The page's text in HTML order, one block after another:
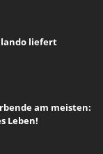
liefert
am meisten:
Leben!